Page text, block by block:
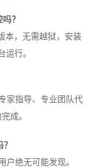
？
本，无需越狱，安装
行。
家指导、专业团队代
成。
户绝无可能发现。